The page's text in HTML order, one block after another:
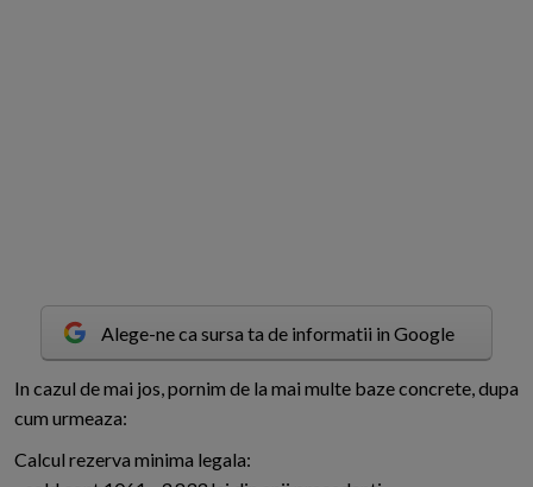
Alege-ne ca sursa ta de informatii in Google
In cazul de mai jos, pornim de la mai multe baze concrete, dupa
cum urmeaza:
Calcul rezerva minima legala: